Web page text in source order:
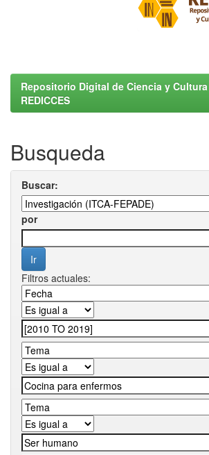
Repositorio Digital de Ciencia y
REDICCES
Busqueda
Buscar:
por
Filtros actuales: